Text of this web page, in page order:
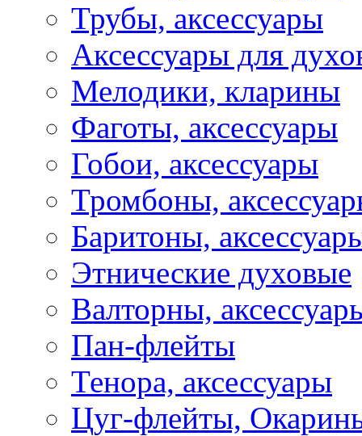
Трубы, аксессуары
Аксессуары для
Мелодики, кларины
Фаготы, аксессуары
Гобои, аксессуары
Тромбоны,
Баритоны,
Этнические духовые
Валторны,
Пан-флейты
Тенора, аксессуары
Цуг-флейты,